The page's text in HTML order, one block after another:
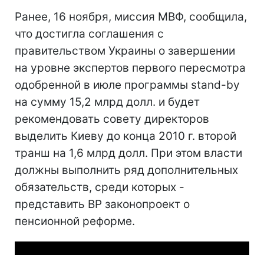
Ранее, 16 ноября, миссия МВФ, сообщила,
что достигла соглашения с
правительством Украины о завершении
на уровне экспертов первого пересмотра
одобренной в июле программы stand-by
на сумму 15,2 млрд долл. и будет
рекомендовать совету директоров
выделить Киеву до конца 2010 г. второй
транш на 1,6 млрд долл. При этом власти
должны выполнить ряд дополнительных
обязательств, среди которых -
представить ВР законопроект о
пенсионной реформе.